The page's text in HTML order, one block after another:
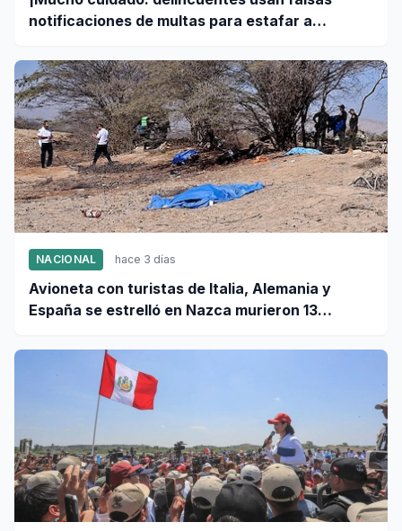
notificaciones de multas para estafar a
NACIONAL hace 3 días
Avioneta con turistas de Italia, Alemania y
España se estrelló en Nazca murieron 13